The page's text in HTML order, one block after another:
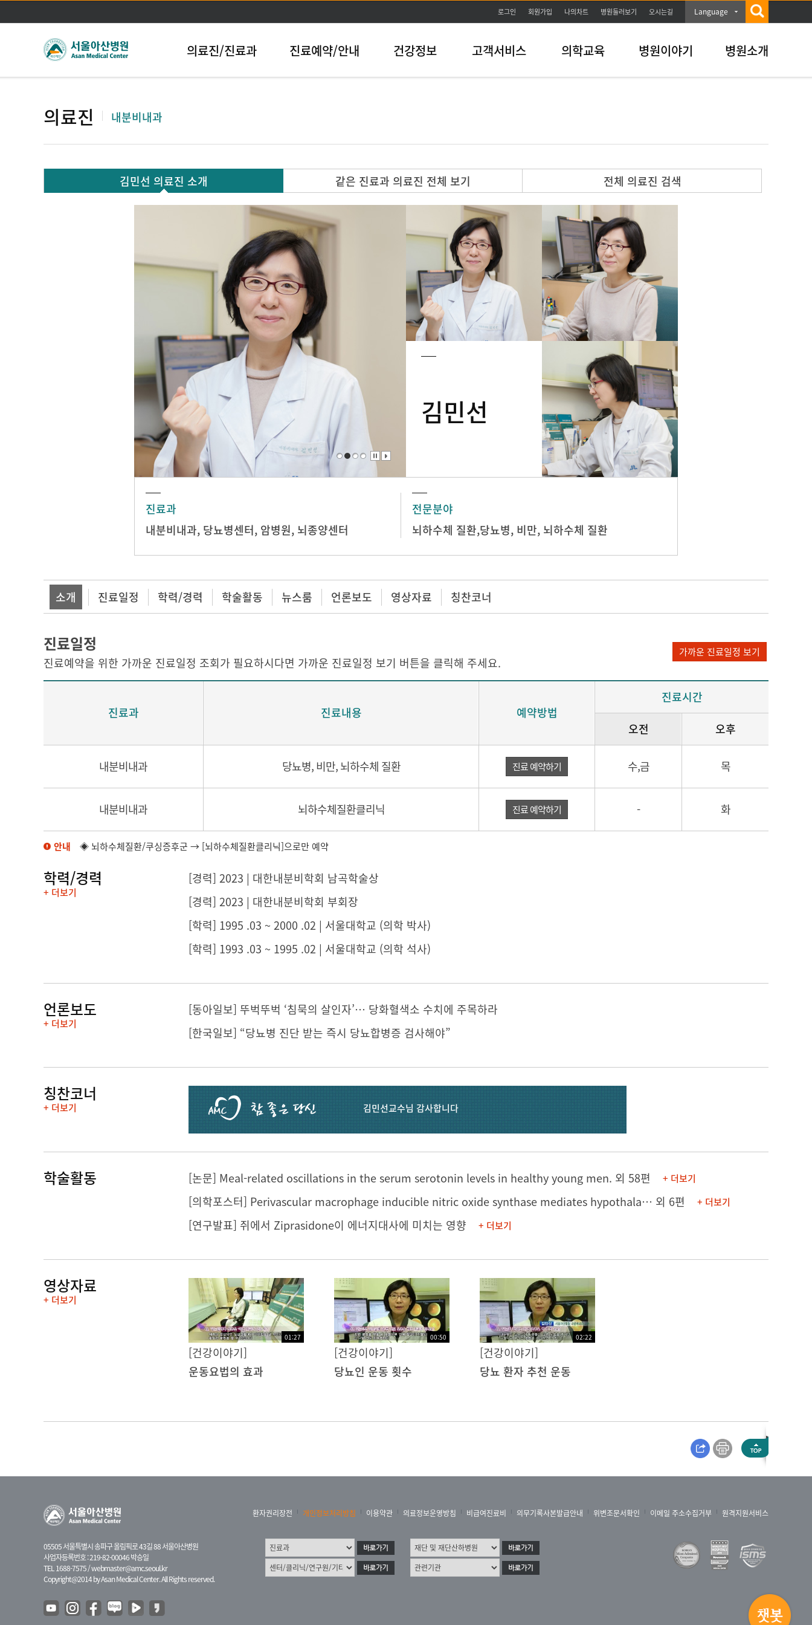
본문바로가기
로그인 회원가입 나의차트 병원둘러보기 오시는길 Language
의료진/진료과 진료예약/안내 건강정보 고객서비스 의학교육 병원이야기 병원소개
의료진 내분비내과
김민선 의료진 소개 같은 진료과 의료진 전체 보기 전체 의료진 검색
김민선
진료과
내분비내과, 당뇨병센터, 암병원, 뇌종양센터
전문분야
뇌하수체 질환,당뇨병, 비만, 뇌하수체 질환
소개 진료일정 학력/경력 학술활동 뉴스룸 언론보도 영상자료 칭찬코너
진료일정
진료예약을 위한 가까운 진료일정 조회가 필요하시다면 가까운 진료일정 보기 버튼을 클릭해 주세요.
가까운 진료일정 보기
진료과 진료내용 예약방법
진료시간
오전
오후
내분비내과 당뇨병, 비만, 뇌하수체 질환 진료 예약하기 수,금 목
내분비내과 뇌하수체질환클리닉 진료 예약하기 - 화
안내 ◈ 뇌하수체질환/쿠싱증후군 → [뇌하수체질환클리닉]으로만 예약
학력/경력
+ 더보기
[경력] 2023 | 대한내분비학회 남곡학술상
[경력] 2023 | 대한내분비학회 부회장
[학력] 1995 .03 ~ 2000 .02 | 서울대학교 (의학 박사)
[학력] 1993 .03 ~ 1995 .02 | 서울대학교 (의학 석사)
언론보도
+ 더보기
[동아일보] 뚜벅뚜벅 ‘침묵의 살인자’… 당화혈색소 수치에 주목하라
[한국일보] “당뇨병 진단 받는 즉시 당뇨합병증 검사해야”
칭찬코너
+ 더보기 김민선교수님 감사합니다
학술활동 [논문] Meal-related oscillations in the serum serotonin levels in healthy young men. 외 58편 + 더보기
[의학포스터] Perivascular macrophage inducible nitric oxide synthase mediates hypothalamic inflammation and altered glucose metabolism in obesity 외 6편 + 더보기
[연구발표] 쥐에서 Ziprasidone이 에너지대사에 미치는 영향 + 더보기
영상자료
+ 더보기
01:27
[건강이야기]
운동요법의 효과
00:50
[건강이야기]
당뇨인 운동 횟수
02:22
[건강이야기]
당뇨 환자 추천 운동
05505 서울특별시 송파구 올림픽로 43길 88 서울아산병원
사업자등록번호 : 219-82-00046 박승일
TEL 1688-7575 /webmaster@amc.seoul.kr
Copyright@2014 by Asan Medical Center. All Rights reserved.
환자권리장전 개인정보처리방침 이용약관 의료정보운영방침 비급여진료비 의무기록사본발급안내 위변조문서확인 이메일 주소수집거부 원격지원서비스